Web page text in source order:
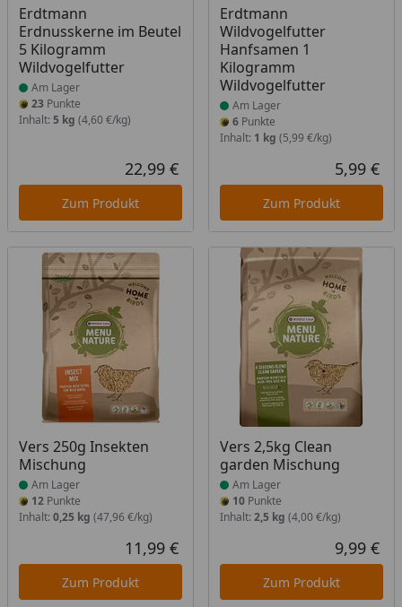
Erdtmann
Erdnusskerne im Beutel
5 Kilogramm
Wildvogelfutter
Produkt am Lager
Am Lager
23 Punkte
Inhalt: 5 kg (4,60 €/kg)
Aktueller Preis
22,99 €
Zum Produkt
Erdtmann
Wildvogelfutter
Hanfsamen 1
Kilogramm
Wildvogelfutter
Produkt am Lager
Am Lager
6Punkte
Inhalt: 1 kg (5,99 €/kg)
5,99 €
Zum Produkt
Vers 250g Insekten
Mischung
Produkt am Lager
Am Lager
12 Punkte
Inhalt: 0,25 kg (47,96 €/kg)
Aktueller Preis
11,99 €
Zum Produkt
Vers 2,5kg Clean
garden Mischung
Produkt am Lager
Am Lager
10Punkte
Inhalt: 2,5 kg (4,00 €/kg)
9,99 €
Zum Produkt